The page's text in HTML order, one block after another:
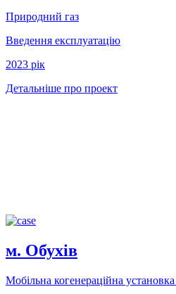
Природний газ
Введення експлуатацію
2023 рiк
Детальніше про проект
м. Обухів
Мобільна когенераційна